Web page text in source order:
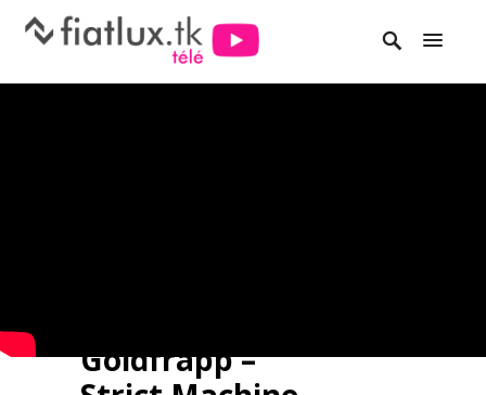
Goldfrapp –